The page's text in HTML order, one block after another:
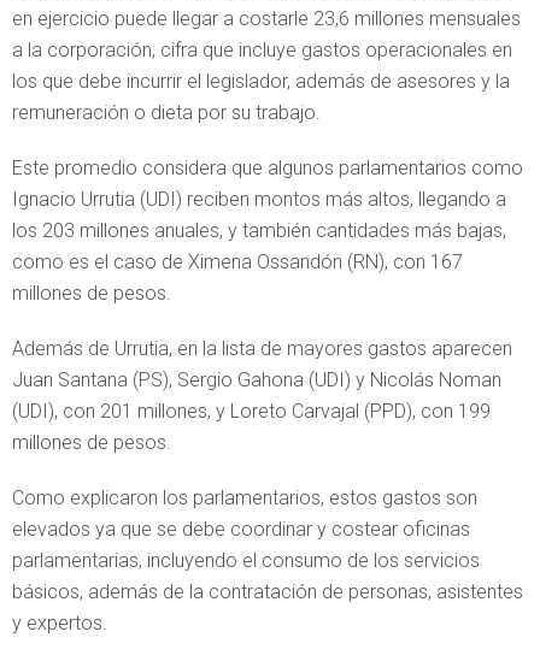
en ejercicio puede llegar a costarle 23,6 millones mensuales
a la corporación, cifra que incluye gastos operacionales en
los que debe incurrir el legislador, además de asesores y la
remuneración o dieta por su trabajo.
Este promedio considera que algunos parlamentarios como
Ignacio Urrutia (UDI) reciben montos más altos, llegando a
los 203 millones anuales, y también cantidades más bajas,
como es el caso de Ximena Ossandón (RN), con 167
millones de pesos.
Además de Urrutia, en la lista de mayores gastos aparecen
Juan Santana (PS), Sergio Gahona (UDI) y Nicolás Noman
(UDI), con 201 millones, y Loreto Carvajal (PPD), con 199
millones de pesos.
Como explicaron los parlamentarios, estos gastos son
elevados ya que se debe coordinar y costear oficinas
parlamentarias, incluyendo el consumo de los servicios
básicos, además de la contratación de personas, asistentes
y expertos.